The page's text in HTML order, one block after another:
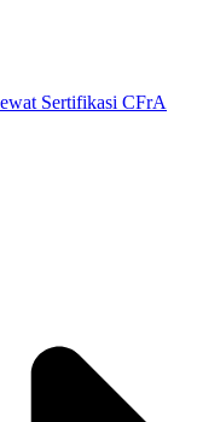
Sertifikasi CFrA